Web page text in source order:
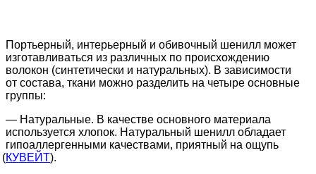
Портьерный, интерьерный и обивочный шенилл может
изготавливаться из различных по происхождению
волокон (синтетически и натуральных). В зависимости
от состава, ткани можно разделить на четыре основные
группы:
— Натуральные. В качестве основного материала
используется хлопок. Натуральный шенилл обладает
гипоаллергенными качествами, приятный на ощупь
(КУВЕЙТ).